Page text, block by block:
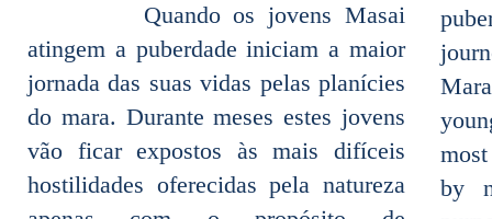
Quando os jovens Masai
atingem a puberdade iniciam a maior
jornada das suas vidas pelas planícies
do mara. Durante meses estes jovens
vão ficar expostos às mais difíceis
hostilidades oferecidas pela natureza
by